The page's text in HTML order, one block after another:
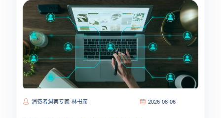
消费者洞察专家-林书彦 2026-08-06